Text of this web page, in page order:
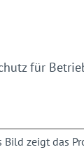
für